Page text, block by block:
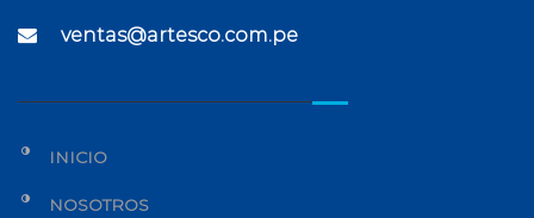
ventas@artesco.com.pe
INICIO
NOSOTROS